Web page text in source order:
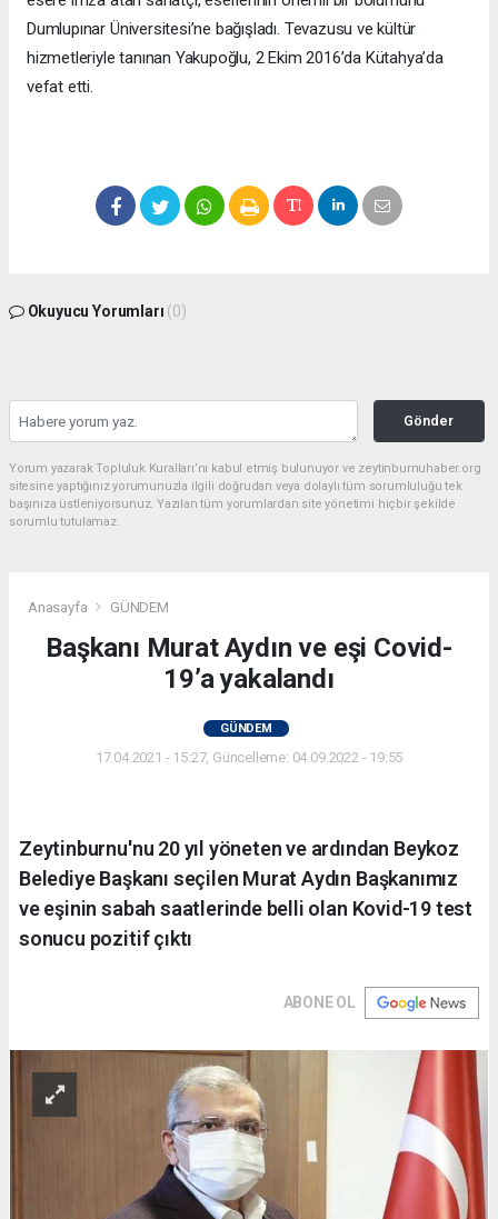
Dumlupınar Üniversitesi’ne bağışladı. Tevazusu ve kültür
hizmetleriyle tanınan Yakupoğlu, 2 Ekim 2016’da Kütahya’da
vefat etti.
Okuyucu Yorumları (0)
Gönder
Yorum yazarak Topluluk Kuralları’nı kabul etmiş bulunuyor ve zeytinburnuhaber.org
sitesine yaptığınız yorumunuzla ilgili doğrudan veya dolaylı tüm sorumluluğu tek
başınıza üstleniyorsunuz. Yazılan tüm yorumlardan site yönetimi hiçbir şekilde
sorumlu tutulamaz.
Anasayfa GÜNDEM
Başkanı Murat Aydın ve eşi Covid-
19’a yakalandı
GÜNDEM
17.04.2021 - 15:27, Güncelleme: 04.09.2022 - 19:55
Zeytinburnu'nu 20 yıl yöneten ve ardından Beykoz
Belediye Başkanı seçilen Murat Aydın Başkanımız
ve eşinin sabah saatlerinde belli olan Kovid-19 test
sonucu pozitif çıktı
ABONE OL